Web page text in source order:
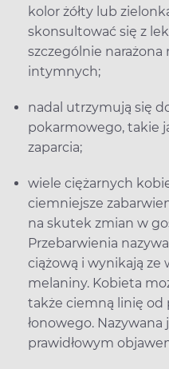
kolor żółty lub
skonsultować się z
szczególnie narażona
intymnych;
nadal utrzymują się
pokarmowego, takie
zaparcia;
wiele ciężarnych
ciemniejsze
na skutek zmian w
Przebarwienia
ciążową i wynikają
melaniny. Kobieta
także ciemną linię od
łonowego.
prawidłowym